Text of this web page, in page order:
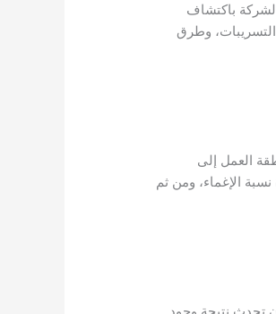
باكتشاف
وطرق
العمل إلى
الإغماء، ومن ثم